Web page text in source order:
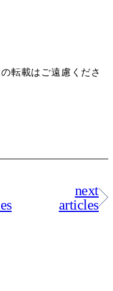
転載はご遠慮くださ
next
articles